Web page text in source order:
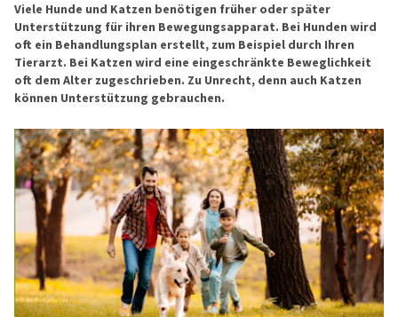
Viele Hunde und Katzen benötigen früher oder später
Unterstützung für ihren Bewegungsapparat. Bei Hunden wird
oft ein Behandlungsplan erstellt, zum Beispiel durch Ihren
Tierarzt. Bei Katzen wird eine eingeschränkte Beweglichkeit
oft dem Alter zugeschrieben. Zu Unrecht, denn auch Katzen
können Unterstützung gebrauchen.